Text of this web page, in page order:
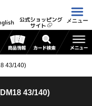
公式ショッピング
サイト
メニュー
43/140)
43/140)